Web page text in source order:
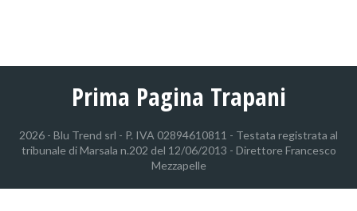
Prima Pagina Trapani
2026 - Blu Trend srl - P. IVA 02894610811 - Testata registrata al
tribunale di Marsala n.202 del 12/06/2013 - Direttore Francesco
Mezzapelle